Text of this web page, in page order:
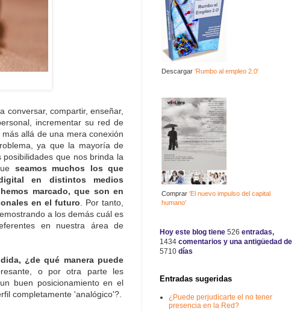
conversar, compartir, enseñar,
incrementar su red de
allá de una mera conexión
ya que la mayoría de
que nos brinda la
seamos muchos los que
en distintos medios
marcado, que son en
en el futuro . Por tanto,
a los demás cuál es
en nuestra área de
¿de qué manera puede
o por otra parte les
buen posicionamiento en el
completamente 'analógico'?.
Descargar 'Rumbo al empleo 2.0'
Comprar 'El nuevo impulso del capital
humano'
Hoy este blog tiene 526 entradas,
1434 comentarios y una antigüedad de
5710 días
Entradas sugeridas
¿Puede perjudicarte el no tener
presencia en la Red?